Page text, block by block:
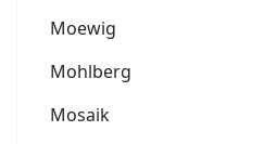
Moewig
Mohlberg
Mosaik